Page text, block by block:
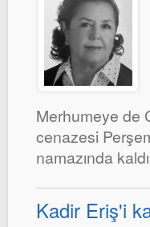
Merhumeye de
cenazesi
namazında
Kadir Eriş'i